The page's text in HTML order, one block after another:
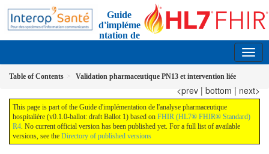
Guide
d'impléme
ntation de
Table of Contents Validation pharmaceutique PN13 et intervention liée
<prev | bottom | next>
This page is part of the Guide d'implémentation de l'analyse pharmaceutique
hospitalière (v0.1.0-ballot: draft Ballot 1) based on FHIR (HL7® FHIR® Standard)
R4. No current official version has been published yet. For a full list of available
versions, see the Directory of published versions